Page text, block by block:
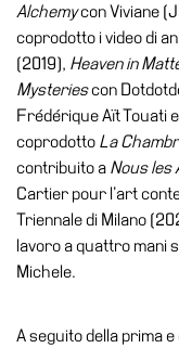
Sedi
Tutte
sedi
Edificio
Castello
Manica
Lunga
Cerruti
Alchemycon Viviane
coprodotto i video di
(2019), Heaven in
Mysteriescon
Frédérique Aït Touati
coprodotto La
contribuito a Nous les
Cartier pour l’art
Triennale di Milano
lavoro a quattro mani
Michele.
A seguito della prima